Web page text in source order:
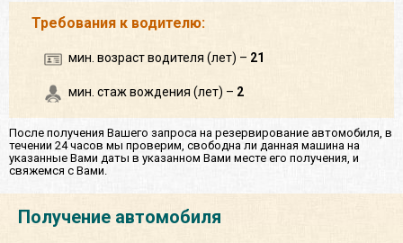
Требования к водителю:
мин. возраст водителя (лет) – 21
мин. стаж вождения (лет) – 2
После получения Вашего запроса на резервирование автомобиля, в
течении 24 часов мы проверим, свободна ли данная машина на
указанные Вами даты в указанном Вами месте его получения, и
свяжемся с Вами.
Получение автомобиля